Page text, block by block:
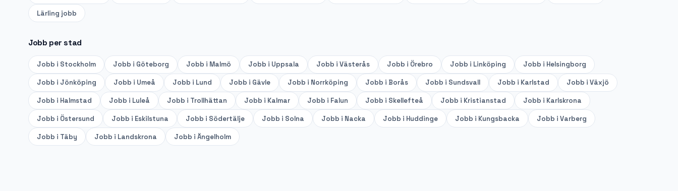
Lärling jobb
Jobb per stad
Jobb i Stockholm Jobb i Göteborg Jobb i Malmö Jobb i Uppsala Jobb i Västerås Jobb i Örebro Jobb i Linköping Jobb i Helsingborg
Jobb i Jönköping Jobb i Umeå Jobb i Lund Jobb i Gävle Jobb i Norrköping Jobb i Borås Jobb i Sundsvall Jobb i Karlstad Jobb i Växjö
Jobb i Halmstad Jobb i Luleå Jobb i Trollhättan Jobb i Kalmar Jobb i Falun Jobb i Skellefteå Jobb i Kristianstad Jobb i Karlskrona
Jobb i Östersund Jobb i Eskilstuna Jobb i Södertälje Jobb i Solna Jobb i Nacka Jobb i Huddinge Jobb i Kungsbacka Jobb i Varberg
Jobb i Täby Jobb i Landskrona Jobb i Ängelholm